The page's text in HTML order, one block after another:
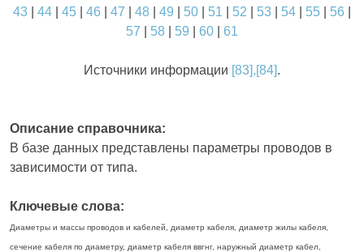
43 44 45 46 47 48 49 50 51 52 53 54 55 56
57
58 59 60 61
Источники информации [83],[84].
Описание справочника:
В базе данных представлены параметры проводов в
зависимости от типа.
Ключевые слова:
Диаметры и массы проводов и кабелей, диаметр кабеля, диаметр жилы кабеля,
сечение кабеля по диаметру, диаметр кабеля ввгнг, наружный диаметр кабел,